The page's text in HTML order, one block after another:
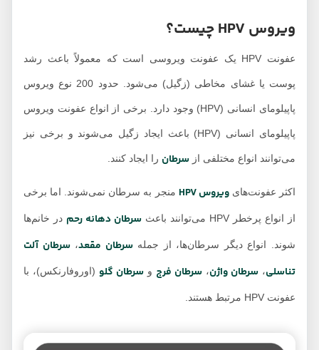
ویروس HPV چیست؟
عفونت HPV یک عفونت ویروسی است که معمولاً باعث رشد
پوست یا غشای مخاطی (زگیل) می‌شود. حدود 200 نوع ویروس
پاپیلومای انسانی (HPV) وجود دارد. برخی از انواع عفونت ویروس
پاپیلومای انسانی (HPV) باعث ایجاد زگیل می‌شوند و برخی نیز
می‌توانند انواع مختلفی ازسرطانرا ایجاد کنند.
اکثر عفونت‌هایویروس HPV منجر به سرطان نمی‌شوند. اما برخی
از انواع پرخطر HPV می‌توانند باعث سرطان دهانه رحمدر خانم‌ها
شوند. انواع دیگر سرطان‌ها، از جملهسرطان مقعد،سرطان آلت
تناسلی،سرطان واژن ،سرطان فرجوسرطان گلو(اوروفارنکس)، با
عفونت HPV مرتبط هستند.